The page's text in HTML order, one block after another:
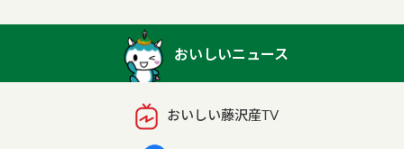
おいしいニュース
おいしい藤沢産TV